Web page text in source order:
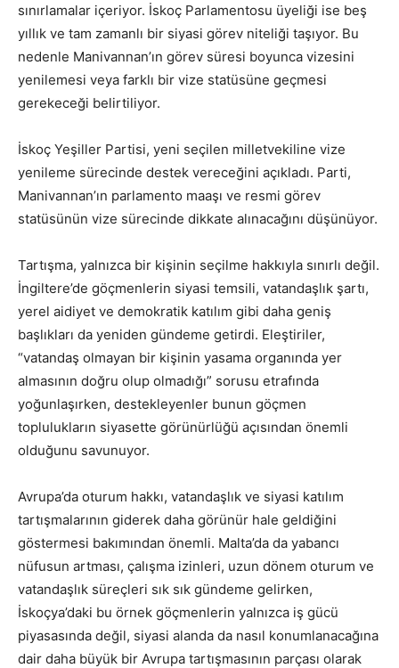
sınırlamalar içeriyor. İskoç Parlamentosu üyeliği ise beş
yıllık ve tam zamanlı bir siyasi görev niteliği taşıyor. Bu
nedenle Manivannan’ın görev süresi boyunca vizesini
yenilemesi veya farklı bir vize statüsüne geçmesi
gerekeceği belirtiliyor.
İskoç Yeşiller Partisi, yeni seçilen milletvekiline vize
yenileme sürecinde destek vereceğini açıkladı. Parti,
Manivannan’ın parlamento maaşı ve resmi görev
statüsünün vize sürecinde dikkate alınacağını düşünüyor.
Tartışma, yalnızca bir kişinin seçilme hakkıyla sınırlı değil.
İngiltere’de göçmenlerin siyasi temsili, vatandaşlık şartı,
yerel aidiyet ve demokratik katılım gibi daha geniş
başlıkları da yeniden gündeme getirdi. Eleştiriler,
“vatandaş olmayan bir kişinin yasama organında yer
almasının doğru olup olmadığı” sorusu etrafında
yoğunlaşırken, destekleyenler bunun göçmen
toplulukların siyasette görünürlüğü açısından önemli
olduğunu savunuyor.
Avrupa’da oturum hakkı, vatandaşlık ve siyasi katılım
tartışmalarının giderek daha görünür hale geldiğini
göstermesi bakımından önemli. Malta’da da yabancı
nüfusun artması, çalışma izinleri, uzun dönem oturum ve
vatandaşlık süreçleri sık sık gündeme gelirken,
İskoçya’daki bu örnek göçmenlerin yalnızca iş gücü
piyasasında değil, siyasi alanda da nasıl konumlanacağına
dair daha büyük bir Avrupa tartışmasının parçası olarak